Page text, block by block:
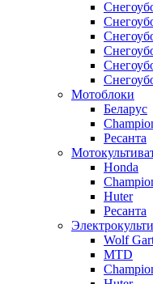
Мотоблоки
Беларус
Ресанта
Honda
Huter
Ресанта
Wolf
MTD